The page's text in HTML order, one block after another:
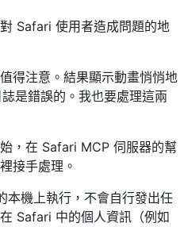
Safari 使用者造成問題的地
得注意。結果顯示動畫悄悄地
是錯誤的。我也要處理這兩
，在 Safari MCP 伺服器的幫
接手處理。
本機上執行，不會自行發出任
Safari 中的個人資訊（例如